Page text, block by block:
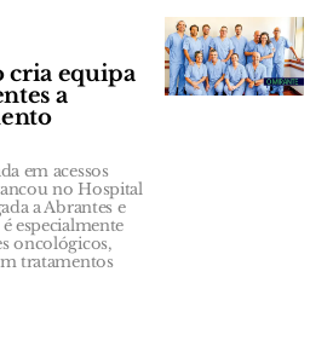
cria equipa
a
em acessos
no Hospital
a Abrantes e
especialmente
oncológicos,
tratamentos